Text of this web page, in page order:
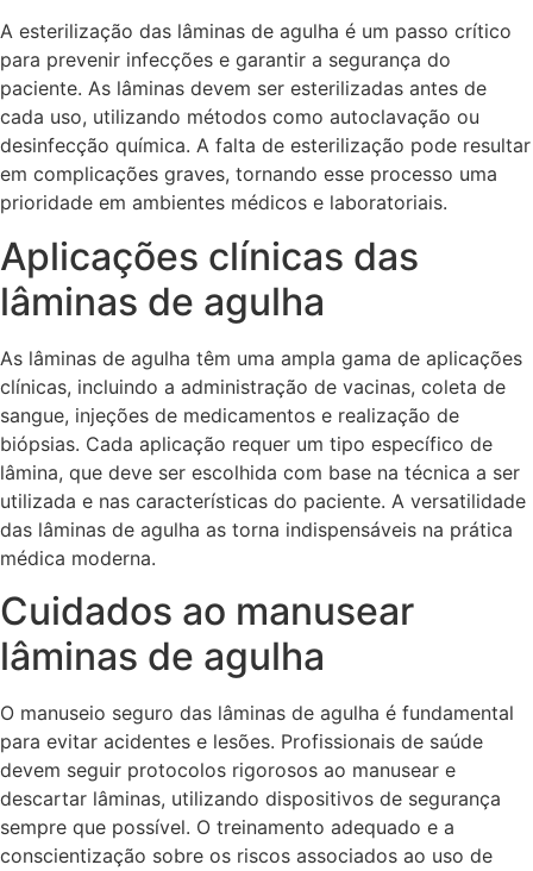
A esterilização das lâminas de agulha é um passo crítico
para prevenir infecções e garantir a segurança do
paciente. As lâminas devem ser esterilizadas antes de
cada uso, utilizando métodos como autoclavação ou
desinfecção química. A falta de esterilização pode resultar
em complicações graves, tornando esse processo uma
prioridade em ambientes médicos e laboratoriais.
Aplicações clínicas das
lâminas de agulha
As lâminas de agulha têm uma ampla gama de aplicações
clínicas, incluindo a administração de vacinas, coleta de
sangue, injeções de medicamentos e realização de
biópsias. Cada aplicação requer um tipo específico de
lâmina, que deve ser escolhida com base na técnica a ser
utilizada e nas características do paciente. A versatilidade
das lâminas de agulha as torna indispensáveis na prática
médica moderna.
Cuidados ao manusear
lâminas de agulha
O manuseio seguro das lâminas de agulha é fundamental
para evitar acidentes e lesões. Profissionais de saúde
devem seguir protocolos rigorosos ao manusear e
descartar lâminas, utilizando dispositivos de segurança
sempre que possível. O treinamento adequado e a
conscientização sobre os riscos associados ao uso de